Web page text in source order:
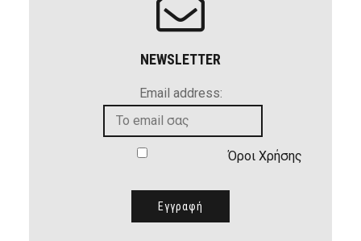
NEWSLETTER
Email address:
Όροι Χρήσης